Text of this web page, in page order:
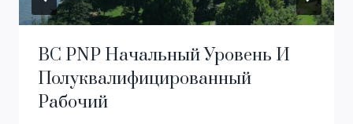
BC PNP Начальный Уровень И
Полуквалифицированный
Рабочий